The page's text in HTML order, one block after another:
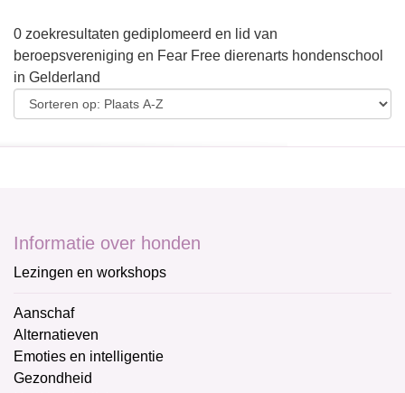
0 zoekresultaten gediplomeerd en lid van
beroepsvereniging en Fear Free dierenarts hondenschool
in Gelderland
Informatie over honden
Lezingen en workshops
Aanschaf
Alternatieven
Emoties en intelligentie
Gezondheid